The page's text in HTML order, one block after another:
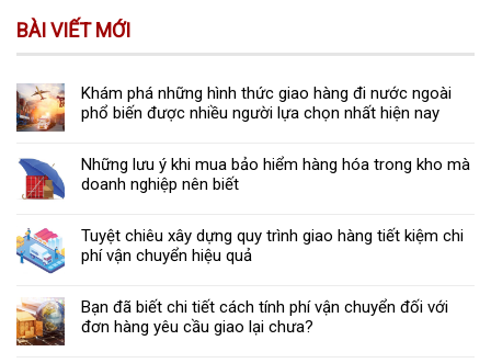
BÀI VIẾT MỚI
Khám phá những hình thức giao hàng đi nước ngoài
phổ biến được nhiều người lựa chọn nhất hiện nay
Những lưu ý khi mua bảo hiểm hàng hóa trong kho mà
doanh nghiệp nên biết
Tuyệt chiêu xây dựng quy trình giao hàng tiết kiệm chi
phí vận chuyển hiệu quả
Bạn đã biết chi tiết cách tính phí vận chuyển đối với
đơn hàng yêu cầu giao lại chưa?